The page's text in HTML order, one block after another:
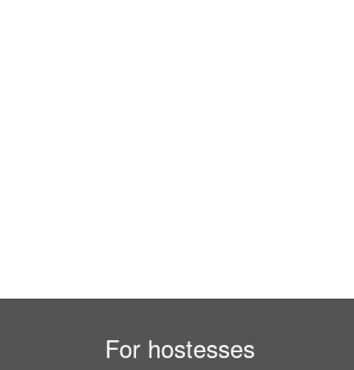
For hostesses